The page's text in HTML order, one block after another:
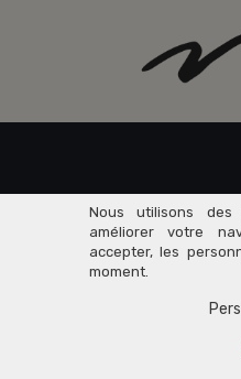
Rejoignez
76
Nous utilisons
améliorer votre
accepter, les
moment.